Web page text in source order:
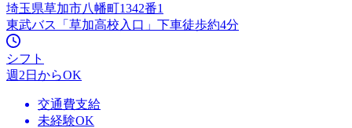
埼玉県草加市八幡町1342番1
東武バス「草加高校入口」下車徒歩約4分
シフト
週2日からOK
交通費支給
未経験OK